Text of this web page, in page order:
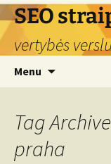
Skip
to
content
SEO
vertybės
Menu
Tag
praha